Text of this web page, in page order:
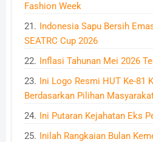
Fashion Week
Indonesia Sapu Bersih
SEATRC Cup 2026
Inflasi Tahunan Mei 2026
Ini Logo Resmi HUT Ke-81
Berdasarkan Pilihan
Ini Putaran Kejahatan Eks
Inilah Rangkaian Bulan